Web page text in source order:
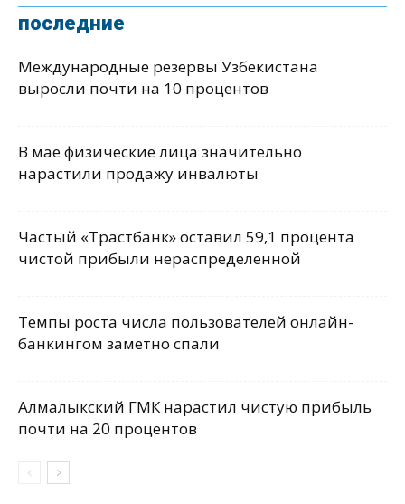
последние
Международные резервы Узбекистана
выросли почти на 10 процентов
В мае физические лица значительно
нарастили продажу инвалюты
Частый «Трастбанк» оставил 59,1 процента
чистой прибыли нераспределенной
Темпы роста числа пользователей онлайн-
банкингом заметно спали
Алмалыкский ГМК нарастил чистую прибыль
почти на 20 процентов